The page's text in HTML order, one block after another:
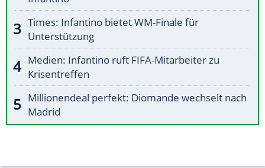
Times: Infantino bietet WM-Finale für
Unterstützung
Medien: Infantino ruft FIFA-Mitarbeiter zu
Krisentreffen
Millionendeal perfekt: Diomande wechselt nach
Madrid